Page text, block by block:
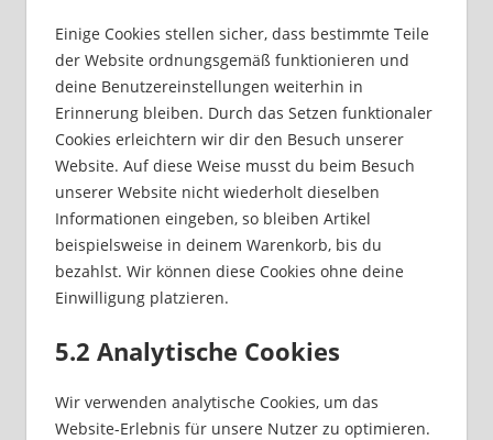
Einige Cookies stellen sicher, dass bestimmte Teile
der Website ordnungsgemäß funktionieren und
deine Benutzereinstellungen weiterhin in
Erinnerung bleiben. Durch das Setzen funktionaler
Cookies erleichtern wir dir den Besuch unserer
Website. Auf diese Weise musst du beim Besuch
unserer Website nicht wiederholt dieselben
Informationen eingeben, so bleiben Artikel
beispielsweise in deinem Warenkorb, bis du
bezahlst. Wir können diese Cookies ohne deine
Einwilligung platzieren.
5.2 Analytische Cookies
Wir verwenden analytische Cookies, um das
Website-Erlebnis für unsere Nutzer zu optimieren.